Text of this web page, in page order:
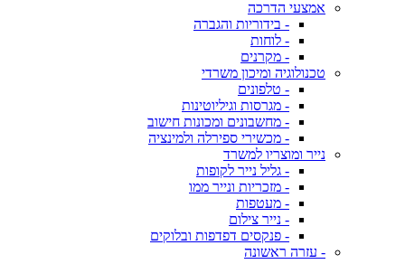
אמצעי הדרכה
- בידוריות והגברה
- לוחות
- מקרנים
טכנולוגיה ומיכון משרדי
- טלפונים
- מגרסות וגיליוטינות
- מחשבונים ומכונות חישוב
- מכשירי ספירלה ולמינציה
נייר ומוצריו למשרד
- גליל נייר לקופות
- מזכריות ונייר ממו
- מעטפות
- נייר צילום
- פנקסים דפדפות ובלוקים
- עזרה ראשונה